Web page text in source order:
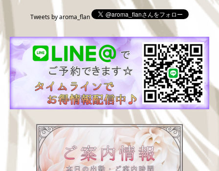
Tweets by aroma_flan